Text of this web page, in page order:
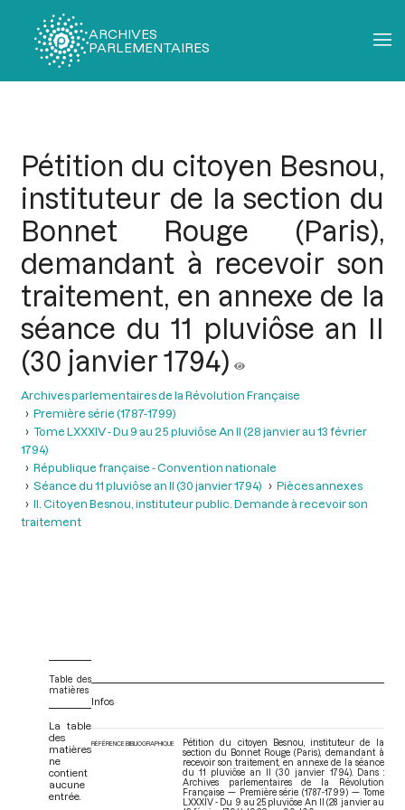
ARCHIVES
PARLEMENTAIRES
Pétition du citoyen Besnou,
instituteur de la section du
Bonnet Rouge (Paris),
demandant à recevoir son
traitement, en annexe de la
séance du 11 pluviôse an II
(30 janvier 1794)
Archives parlementaires de la Révolution Française
Première série (1787-1799)
Tome LXXXIV - Du 9 au 25 pluviôse An II (28 janvier au 13 février
1794)
République française - Convention nationale
Séance du 11 pluviôse an II (30 janvier 1794)
Pièces annexes
II. Citoyen Besnou, instituteur public. Demande à recevoir son
traitement
Table des
matières
La table
des
matières
ne
contient
aucune
entrée.
Infos
RÉFÉRENCE BIBLIOGRAPHIQUE
Pétition du citoyen Besnou, instituteur de la
section du Bonnet Rouge (Paris), demandant à
recevoir son traitement, en annexe de la séance
du 11 pluviôse an II (30 janvier 1794). Dans :
Archives parlementaires de la Révolution
Française — Première série (1787-1799) — Tome
LXXXIV - Du 9 au 25 pluviôse An II (28 janvier au